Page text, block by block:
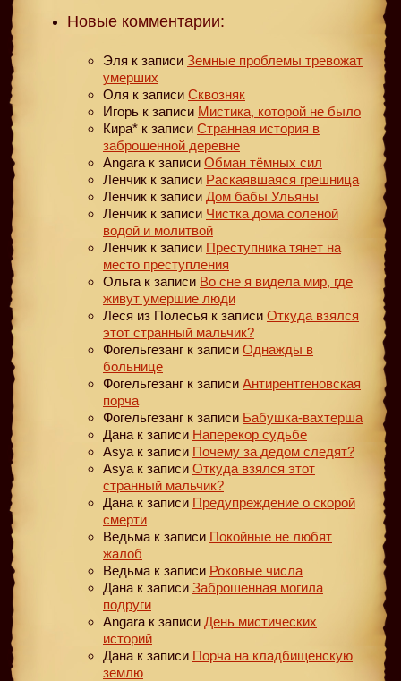
Новые комментарии:
Эля к записи Земные проблемы тревожат
умерших
Оля к записи Сквозняк
Игорь к записи Мистика, которой не было
Кира* к записи Странная история в
заброшенной деревне
Angara к записи Обман тёмных сил
Ленчик к записи Раскаявшаяся грешница
Ленчик к записи Дом бабы Ульяны
Ленчик к записи Чистка дома соленой
водой и молитвой
Ленчик к записи Преступника тянет на
место преступления
Ольга к записи Во сне я видела мир, где
живут умершие люди
Леся из Полесья к записи Откуда взялся
этот странный мальчик?
Фогельгезанг к записи Однажды в
больнице
Фогельгезанг к записи Антирентгеновская
порча
Фогельгезанг к записи Бабушка-вахтерша
Дана к записи Наперекор судьбе
Asya к записи Почему за дедом следят?
Asya к записи Откуда взялся этот
странный мальчик?
Дана к записи Предупреждение о скорой
смерти
Ведьма к записи Покойные не любят
жалоб
Ведьма к записи Роковые числа
Дана к записи Заброшенная могила
подруги
Angara к записи День мистических
историй
Дана к записи Порча на кладбищенскую
землю